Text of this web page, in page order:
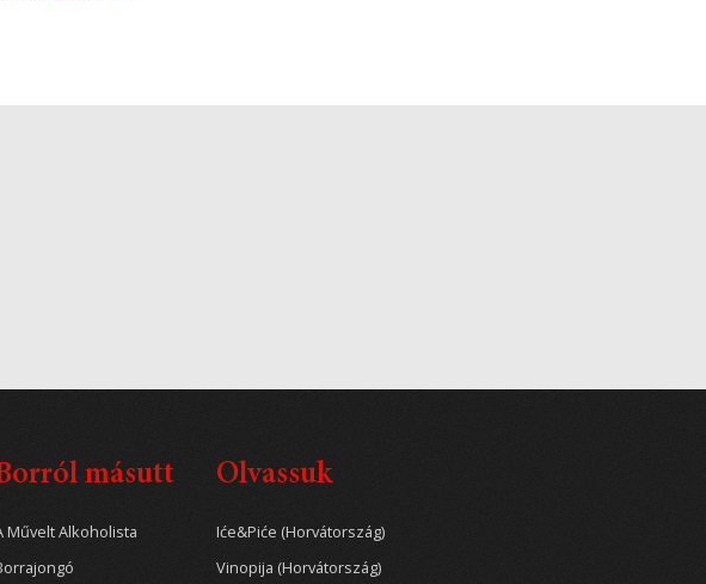
másutt
Művelt Alkoholista
Olvassuk
Iće&Piće (Horvátország)
Vinopija (Horvátország)